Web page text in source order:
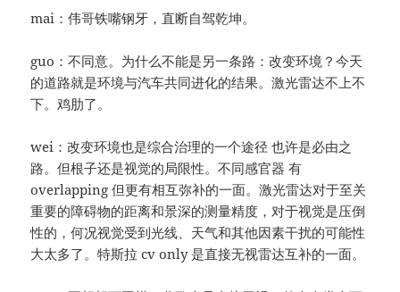
mai：伟哥铁嘴钢牙，直断自驾乾坤。
guo：不同意。为什么不能是另一条路：改变环境？今天
的道路就是环境与汽车共同进化的结果。激光雷达不上不
下。鸡肋了。
wei：改变环境也是综合治理的一个途径 也许是必由之
路。但根子还是视觉的局限性。不同感官器 有
overlapping 但更有相互弥补的一面。激光雷达对于至关
重要的障碍物的距离和景深的测量精度，对于视觉是压倒
性的，何况视觉受到光线、天气和其他因素干扰的可能性
大太多了。特斯拉 cv only 是直接无视雷达互补的一面。